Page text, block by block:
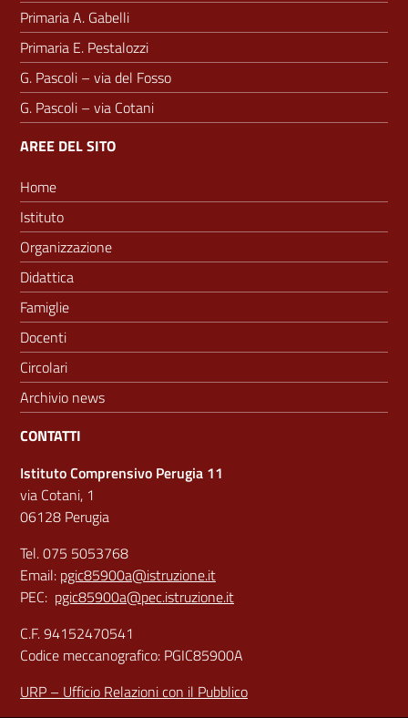
Primaria A. Gabelli
Primaria E. Pestalozzi
G. Pascoli – via del Fosso
G. Pascoli – via Cotani
AREE DEL SITO
Home
Istituto
Organizzazione
Didattica
Famiglie
Docenti
Circolari
Archivio news
CONTATTI
Istituto Comprensivo Perugia 11
via Cotani, 1
06128 Perugia
Tel. 075 5053768
Email: pgic85900a@istruzione.it
PEC: pgic85900a@pec.istruzione.it
C.F. 94152470541
Codice meccanografico: PGIC85900A
URP – Ufficio Relazioni con il Pubblico